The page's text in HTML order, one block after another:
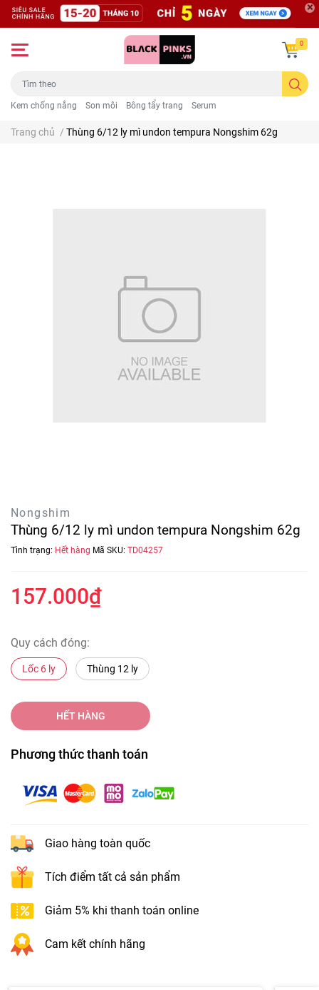
Kem chống nắng Son môi Bông tẩy trang Serum
0
Trang chủ / Thùng 6/12 ly mì undon tempura Nongshim 62g
Nongshim
Thùng 6/12 ly mì undon tempura Nongshim 62g
Tình trạng: Hết hàng Mã SKU: TD04257
157.000₫
Quy cách đóng:
Lốc 6 ly Thùng 12 ly
HẾT HÀNG
Phương thức thanh toán
Giao hàng toàn quốc
Tích điểm tất cả sản phẩm
Giảm 5% khi thanh toán online
Cam kết chính hãng